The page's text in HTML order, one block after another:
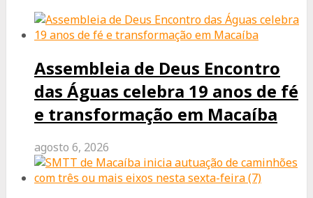
Assembleia de Deus Encontro
das Águas celebra 19 anos de fé
e transformação em Macaíba
agosto 6, 2026